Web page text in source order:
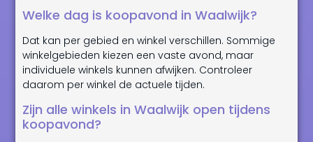
Welke dag is koopavond in Waalwijk?
Dat kan per gebied en winkel verschillen. Sommige
winkelgebieden kiezen een vaste avond, maar
individuele winkels kunnen afwijken. Controleer
daarom per winkel de actuele tijden.
Zijn alle winkels in Waalwijk open tijdens
koopavond?